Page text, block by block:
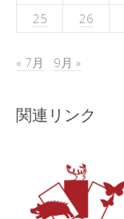
25
26
« 7月 9月 »
関連リンク